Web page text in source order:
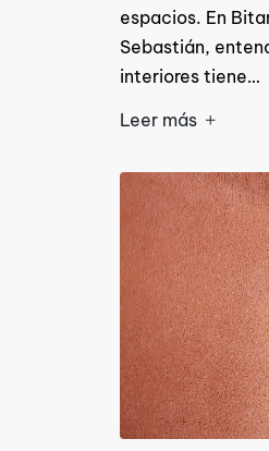
espacios. En
Sebastián,
interiores tiene…
Leer más